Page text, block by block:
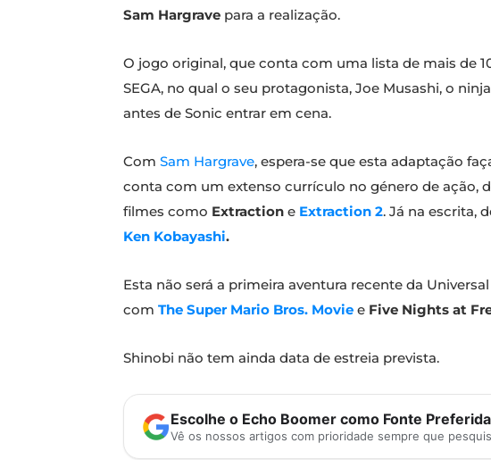
Sam Hargrave para a realização.
O jogo original, que conta com uma lista de mais de
SEGA, no qual o seu protagonista, Joe Musashi, o
antes de Sonic entrar em cena.
Com Sam Hargrave, espera-se que esta adaptação
conta com um extenso currículo no género de ação,
filmes como Extraction e Extraction 2. Já na escrita,
Ken Kobayashi.
Esta não será a primeira aventura recente da
com The Super Mario Bros. Movie e Five Nights at
Shinobi não tem ainda data de estreia prevista.
Escolhe o Echo Boomer como Fonte Preferida
Vê os nossos artigos com prioridade sempre que